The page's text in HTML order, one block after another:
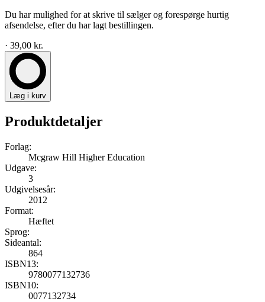
Du har mulighed for at skrive til sælger og forespørge hurtig
afsendelse, efter du har lagt bestillingen.
· 39,00 kr.
Læg i kurv
Produktdetaljer
Forlag:
Mcgraw Hill Higher Education
Udgave:
3
Udgivelsesår:
2012
Format:
Hæftet
Sprog:
Sideantal:
864
ISBN13:
9780077132736
ISBN10:
0077132734